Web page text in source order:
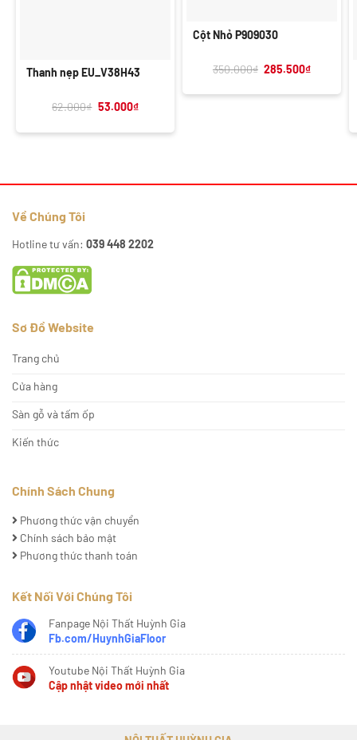
Thanh nẹp EU_V38H43
62.000₫ Giá
62.000₫.
53.000₫Giá
là:
Cột Nhỏ P909030
350.000₫ Giá
350.000₫.
285.500₫Giá
là:
Về Chúng Tôi
Hotline tư vấn: 039 448 2202
Sơ Đồ Website
Trang chủ
Cửa hàng
Sàn gỗ và tấm ốp
Kiến thức
Chính Sách Chung
Phương thức vận chuyển
Chính sách bảo mật
Phương thức thanh toán
Kết Nối Với Chúng Tôi
Fanpage Nội Thất Huỳnh Gia
Fb.com/HuynhGiaFloor
Youtube Nội Thất Huỳnh Gia
Cập nhật video mới nhất